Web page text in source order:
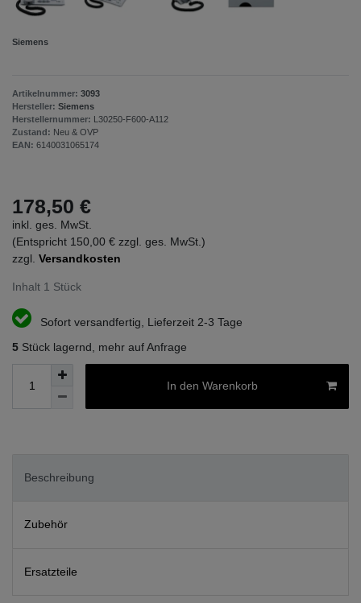
Siemens
Artikelnummer: 3093
Hersteller: Siemens
Herstellernummer: L30250-F600-A112
Zustand: Neu & OVP
EAN: 6140031065174
178,50 €
inkl. ges. MwSt.
(Entspricht 150,00 € zzgl. ges. MwSt.)
zzgl. Versandkosten
Inhalt 1 Stück
Sofort versandfertig, Lieferzeit 2-3 Tage
5 Stück lagernd, mehr auf Anfrage
In den Warenkorb
Beschreibung
Zubehör
Ersatzteile